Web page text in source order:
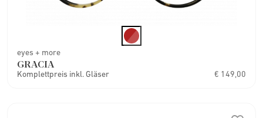
eyes + more
GRACIA
Komplettpreis inkl. Gläser € 149,00